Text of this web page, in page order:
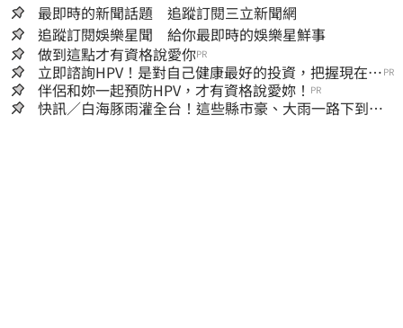
最即時的新聞話題 追蹤訂閱三立新聞網
追蹤訂閱娛樂星聞 給你最即時的娛樂星鮮事
做到這點才有資格說愛你PR
立即諮詢HPV！是對自己健康最好的投資，把握現在不
嫌晚！
PR
伴侶和妳一起預防HPV，才有資格說愛妳！ PR
快訊／白海豚雨灌全台！這些縣市豪、大雨一路下到晚